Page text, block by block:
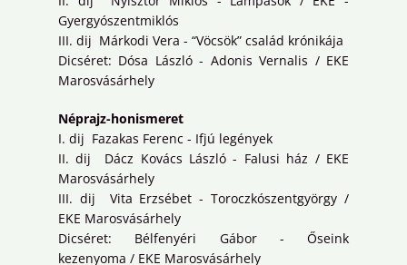
Gyergyószentmiklós
III. dij Márkodi Vera - “Vöcsök” család krónikája
Dicséret: Dósa László - Adonis Vernalis / EKE
Marosvásárhely
Néprajz-honismeret
I. dij Fazakas Ferenc - Ifjú legények
II. dij Dácz Kovács László - Falusi ház / EKE
Marosvásárhely
III. dij Vita Erzsébet - Toroczkószentgyörgy /
EKE Marosvásárhely
Dicséret: Bélfenyéri Gábor - Őseink
kezenyoma / EKE Marosvásárhely